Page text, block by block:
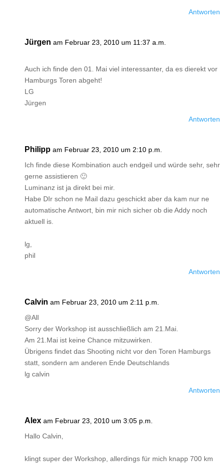
Antworten
Jürgen am Februar 23, 2010 um 11:37 a.m.
Auch ich finde den 01. Mai viel interessanter, da es dierekt vor
Hamburgs Toren abgeht!
LG
Jürgen
Antworten
Philipp am Februar 23, 2010 um 2:10 p.m.
Ich finde diese Kombination auch endgeil und würde sehr, sehr
gerne assistieren 🙂
Luminanz ist ja direkt bei mir.
Habe DIr schon ne Mail dazu geschickt aber da kam nur ne
automatische Antwort, bin mir nich sicher ob die Addy noch
aktuell is.
lg,
phil
Antworten
Calvin am Februar 23, 2010 um 2:11 p.m.
@All
Sorry der Workshop ist ausschließlich am 21.Mai.
Am 21.Mai ist keine Chance mitzuwirken.
Übrigens findet das Shooting nicht vor den Toren Hamburgs
statt, sondern am anderen Ende Deutschlands
lg calvin
Antworten
Alex am Februar 23, 2010 um 3:05 p.m.
Hallo Calvin,
klingt super der Workshop, allerdings für mich knapp 700 km